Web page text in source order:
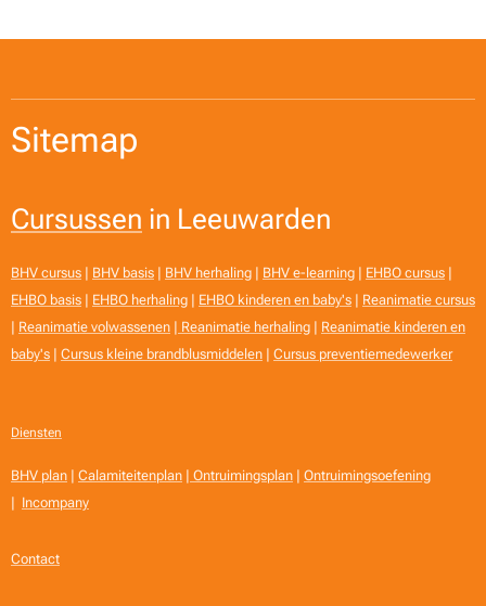
Sitemap
Cursussen in Leeuwarden
BHV cursus | BHV basis | BHV herhaling | BHV e-learning | EHBO cursus |
EHBO basis | EHBO herhaling | EHBO kinderen en baby's | Reanimatie cursus
| Reanimatie volwassenen | Reanimatie herhaling | Reanimatie kinderen en
baby's | Cursus kleine brandblusmiddelen | Cursus preventiemedewerker
Diensten
BHV plan | Calamiteitenplan | Ontruimingsplan | Ontruimingsoefening
| Incompany
Contact